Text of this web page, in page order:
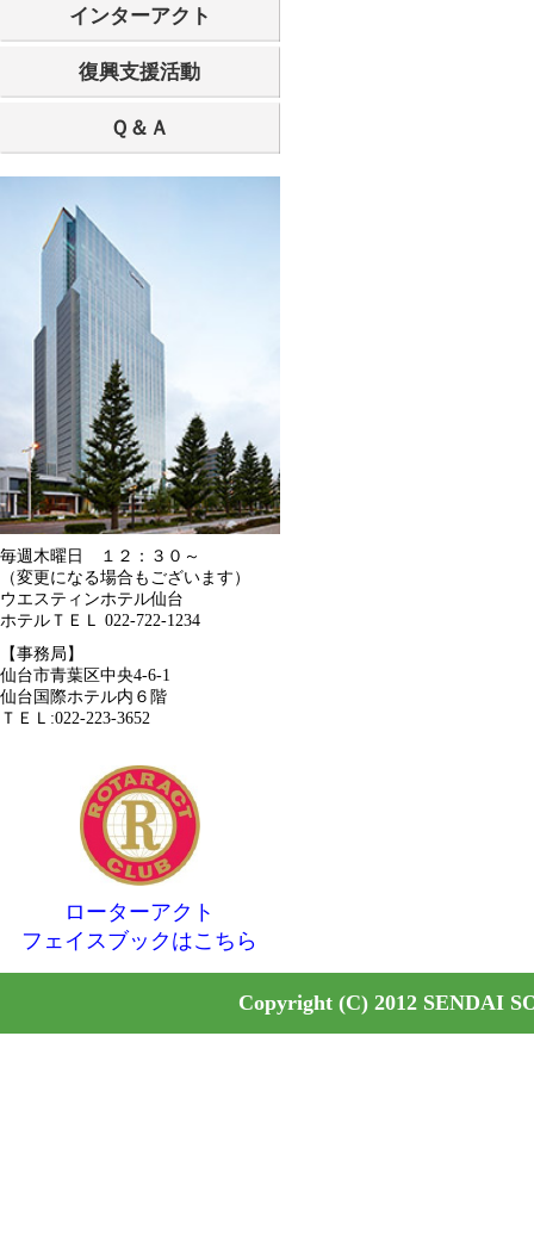
インターアクト
復興支援活動
Ｑ＆Ａ
毎週木曜日 １２：３０～
（変更になる場合もございます）
ウエスティンホテル仙台
ホテルＴＥＬ 022-722-1234
【事務局】
仙台市青葉区中央4-6-1
仙台国際ホテル内６階
ＴＥＬ:022-223-3652
ローターアクト
フェイスブックはこちら
Copyright (C) 2012 SENDAI